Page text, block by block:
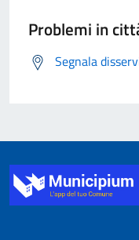
Problemi in
Segnala